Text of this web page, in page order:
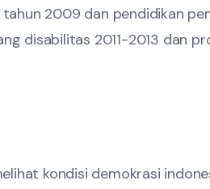
2009 dan pendidikan
disabilitas 2011-2013 dan
kondisi demokrasi